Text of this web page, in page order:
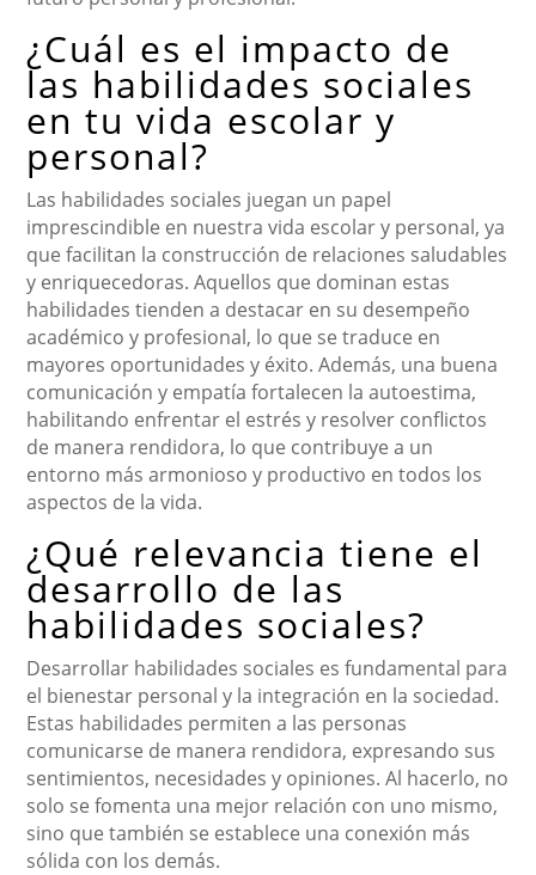
¿Cuál es el impacto de
las habilidades sociales
en tu vida escolar y
personal?
Las habilidades sociales juegan un papel
imprescindible en nuestra vida escolar y personal, ya
que facilitan la construcción de relaciones saludables
y enriquecedoras. Aquellos que dominan estas
habilidades tienden a destacar en su desempeño
académico y profesional, lo que se traduce en
mayores oportunidades y éxito. Además, una buena
comunicación y empatía fortalecen la autoestima,
habilitando enfrentar el estrés y resolver conflictos
de manera rendidora, lo que contribuye a un
entorno más armonioso y productivo en todos los
aspectos de la vida.
¿Qué relevancia tiene el
desarrollo de las
habilidades sociales?
Desarrollar habilidades sociales es fundamental para
el bienestar personal y la integración en la sociedad.
Estas habilidades permiten a las personas
comunicarse de manera rendidora, expresando sus
sentimientos, necesidades y opiniones. Al hacerlo, no
solo se fomenta una mejor relación con uno mismo,
sino que también se establece una conexión más
sólida con los demás.